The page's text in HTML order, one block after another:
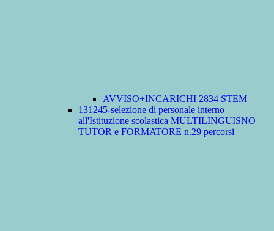
AVVISO+INCARICHI 2834 STEM
131245-selezione di personale interno
all'Istituzione scolastica MULTILINGUISNO
TUTOR e FORMATORE n.29 percorsi